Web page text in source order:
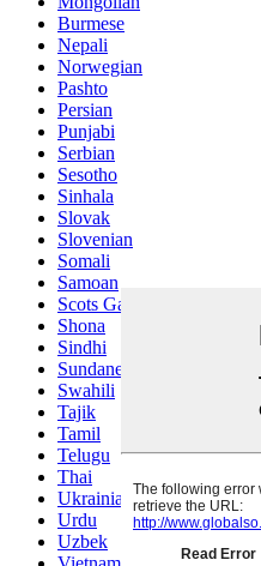
Burmese
Nepali
Norwegian
Pashto
Persian
Punjabi
Serbian
Sesotho
Sinhala
Slovak
Slovenian
Somali
Samoan
Scots Gaelic
Shona
Sindhi
Sundanese
Swahili
Tajik
Tamil
Telugu
Thai
Ukrainian
Urdu
Uzbek